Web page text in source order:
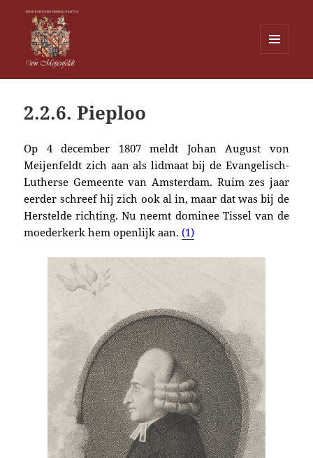
WIDGETS
2.2.6. Pieploo
Op 4 december 1807 meldt Johan August von
Meijenfeldt zich aan als lidmaat bij de Evangelisch-
Lutherse Gemeente van Amsterdam. Ruim zes jaar
eerder schreef hij zich ook al in, maar dat was bij de
Herstelde richting. Nu neemt dominee Tissel van de
moederkerk hem openlijk aan.(1)